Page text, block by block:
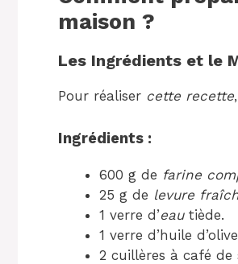
maison ?
Les Ingrédients et le
Pour réaliser cette recette
Ingrédients :
600 g de farine
25 g de levure
1 verre d’eautiède.
1 verre d’huile
2 cuillères à café de